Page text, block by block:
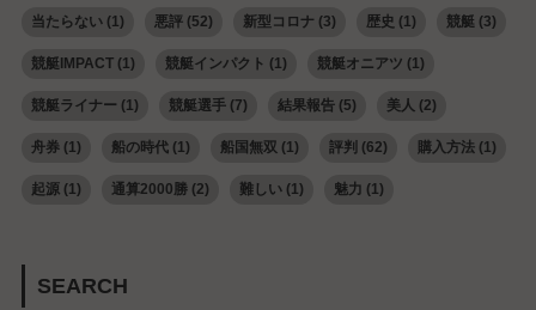
当たらない(1) 悪評(52) 新型コロナ(3) 歴史 (1) 競艇 (3)
競艇IMPACT(1) 競艇インパクト (1) 競艇オニアツ (1)
競艇ライナー (1) 競艇選手(7) 結果報告(5) 美人 (2)
舟券(1) 船の時代(1) 船国無双 (1) 評判 (62) 購入方法(1)
起源(1) 通算2000勝(2) 難しい(1) 魅力 (1)
SEARCH